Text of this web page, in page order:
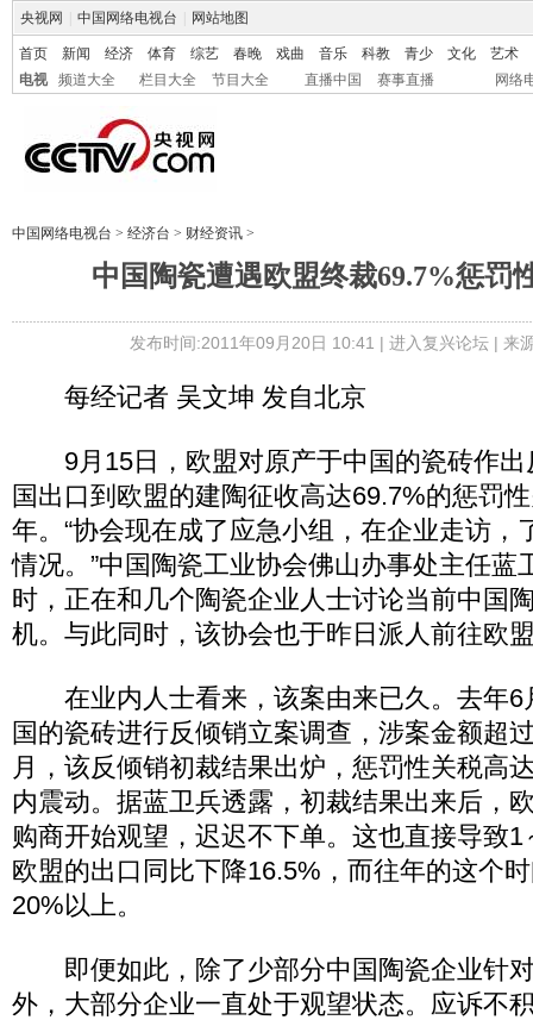
央视网 中国网络电视台 网站地图
首页 新闻 经济 体育 综艺 春晚 戏曲 音乐 科教 青少 文化
艺术
电视
频道大全 栏目大全 节目大全 直播中国 赛事直播 网络
中国网络电视台 > 经济台 > 财经资讯 >
中国陶瓷遭遇欧盟终裁69.7%惩罚
发布时间:2011年09月20日 10:41 | 进入复兴论坛| 来
每经记者 吴文坤 发自北京
9月15日，欧盟对原产于中国的瓷砖作出
国出口到欧盟的建陶征收高达69.7%的惩罚
年。“协会现在成了应急小组，在企业走访，
情况。”中国陶瓷工业协会佛山办事处主任蓝
时，正在和几个陶瓷企业人士讨论当前中国
机。与此同时，该协会也于昨日派人前往欧
在业内人士看来，该案由来已久。去年6
国的瓷砖进行反倾销立案调查，涉案金额超
月，该反倾销初裁结果出炉，惩罚性关税高
内震动。据蓝卫兵透露，初裁结果出来后，
购商开始观望，迟迟不下单。这也直接导致
欧盟的出口同比下降16.5%，而往年的这个
20%以上。
即便如此，除了少部分中国陶瓷企业针
外，大部分企业一直处于观望状态。应诉不